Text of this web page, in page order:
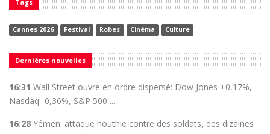
Tags
Cannes 2026 Festival Robes Cinéma Culture
Dernières nouvelles
16:31 Wall Street ouvre en ordre dispersé: Dow Jones +0,17%,
Nasdaq -0,36%, S&P 500 ...
16:28 Yémen: attaque houthie contre des soldats, des dizaines